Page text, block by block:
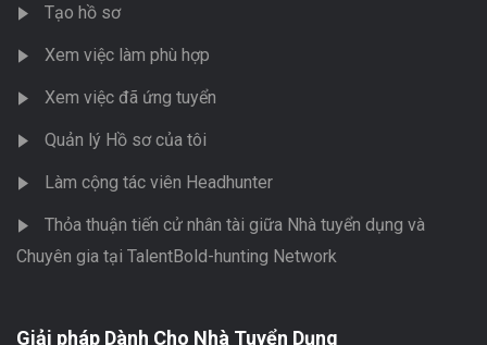
Tạo hồ sơ
Xem việc làm phù hợp
Xem việc đã ứng tuyển
Quản lý Hồ sơ của tôi
Làm cộng tác viên Headhunter
Thỏa thuận tiến cử nhân tài giữa Nhà tuyển dụng và
Chuyên gia tại TalentBold-hunting Network
Giải pháp Dành Cho Nhà Tuyển Dụng